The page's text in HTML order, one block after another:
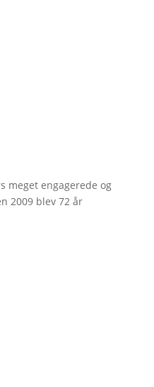
meget engagerede og
2009 blev 72 år